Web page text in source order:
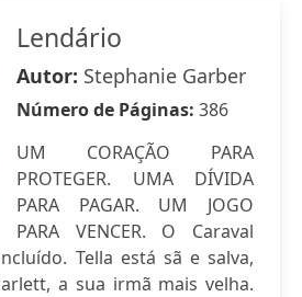
Lendário
Autor: Stephanie Garber
Número de Páginas: 386
UM CORAÇÃO PARA
PROTEGER. UMA DÍVIDA
PARA PAGAR. UM JOGO
PARA VENCER. O Caraval
Tella está sã e salva,
a sua irmã mais velha.